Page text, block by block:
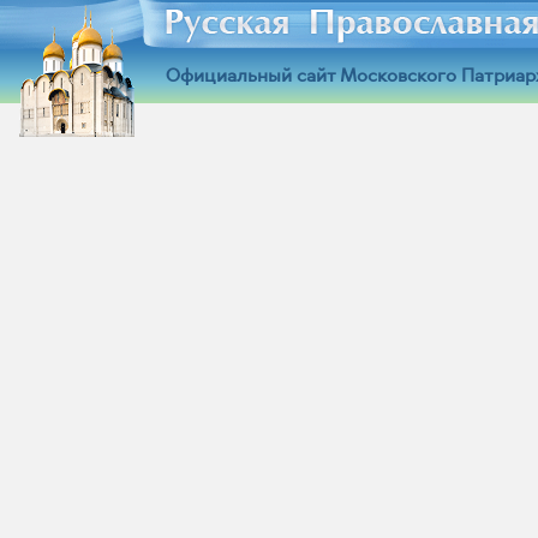
Официальный сайт Московского